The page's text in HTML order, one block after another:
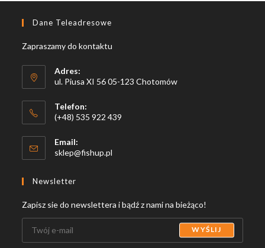
Dane Teleadresowe
Zapraszamy do kontaktu
Adres:
ul. Piusa XI 56 05-123 Chotomów
Telefon:
(+48) 535 922 439
Email:
sklep@fishup.pl
Newsletter
Zapisz sie do newslettera i bądź z nami na bieżąco!
WYŚLIJ